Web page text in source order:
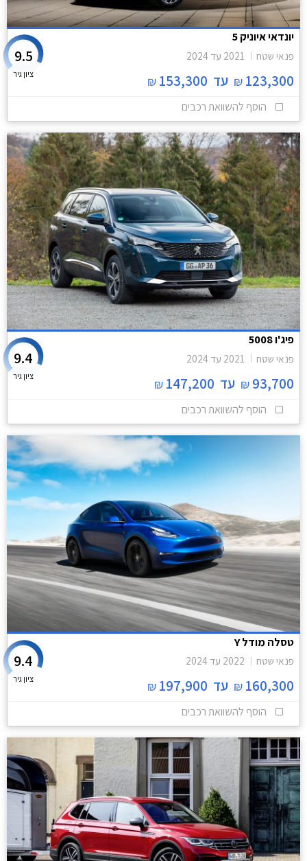
יונדאי איוניק 5
פנאי שטח 2021 עד 2024
123,300
₪ עד 153,300
₪
9.5
ציון גיר
הוסף להשוואת רכבים
פיג'ו 5008
פנאי שטח 2021 עד 2024
93,700
₪ עד 147,200
₪
9.4
ציון גיר
הוסף להשוואת רכבים
טסלה מודל Y
פנאי שטח 2022 עד 2024
160,300
₪ עד 197,900
₪
9.4
ציון גיר
הוסף להשוואת רכבים